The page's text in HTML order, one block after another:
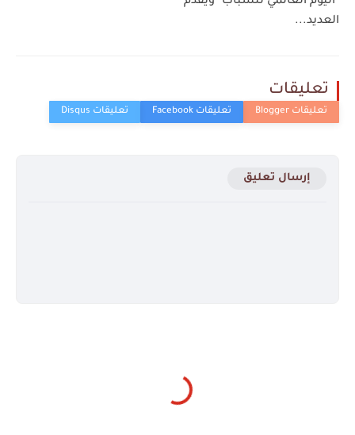
العديد...
تعليقات
إرسال تعليق